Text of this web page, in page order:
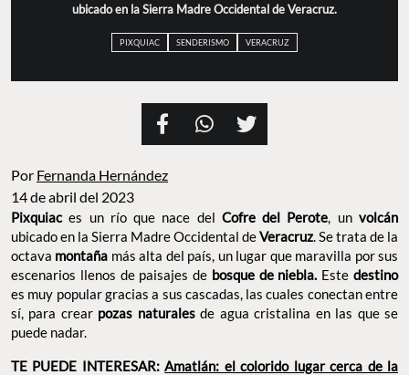
ubicado en la Sierra Madre Occidental de Veracruz.
PIXQUIAC SENDERISMO VERACRUZ
Por Fernanda Hernández
14 de abril del 2023
Pixquiaces un río que nace del Cofre del Perote, unvolcán
ubicado en la Sierra Madre Occidental deVeracruz. Se trata de la
octava montaña más alta del país, un lugar que maravilla por sus
escenarios llenos de paisajes de bosque de niebla. Estedestino
es muy popular gracias a sus cascadas, las cuales conectan entre
sí, para crear pozas naturalesde agua cristalina en las que se
puede nadar.
TE PUEDE INTERESAR:Amatlán: el colorido lugar cerca de la